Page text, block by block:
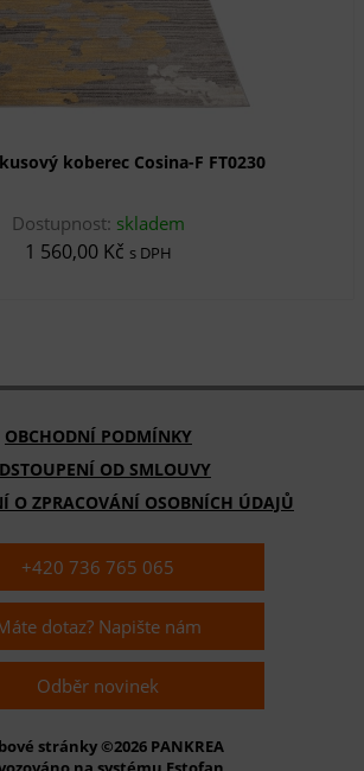
koberec Cosina-F FT0230
Dostupnost: skladem
1 560,00 Kč s DPH
OBCHODNÍ PODMÍNKY
OD SMLOUVY
O ZPRACOVÁNÍ OSOBNÍCH ÚDAJŮ
+420 736 765 065
dotaz? Napište nám
Odběr novinek
stránky ©2026 PANKREA